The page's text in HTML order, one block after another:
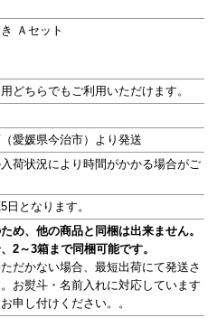
Ａセット
どちらでもご利用いただけます。
（愛媛県今治市）より発送
荷状況により時間がかかる場合がご
となります。
め、他の商品と同梱は出来ません。
2～3箱まで同梱可能です。
だかない場合、最短出荷にて発送さ
お熨斗・名前入れに対応しています
申し付けください。。